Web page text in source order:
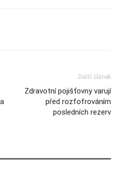
Další článek
Zdravotní pojišťovny varují
před rozfofrováním
posledních rezerv